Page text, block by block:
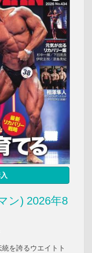
ン) 2026年8
を誇るウエイトト